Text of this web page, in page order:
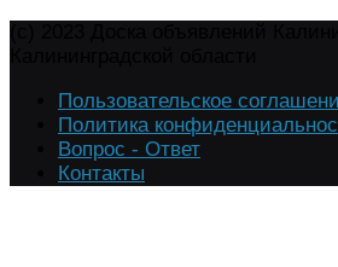
Пользовательское
Политика
Вопрос - Ответ
Контакты